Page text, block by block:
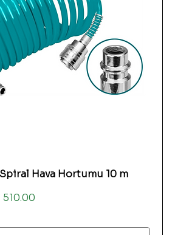
Spiral Hava Hortumu 10 m
Price
510.00